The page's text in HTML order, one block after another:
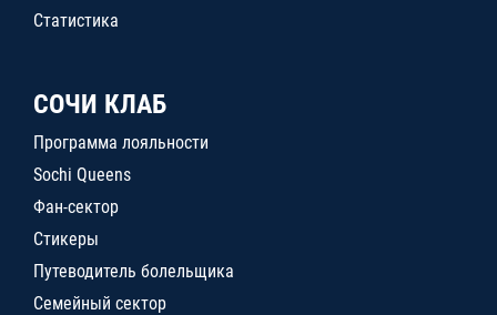
Статистика
СОЧИ КЛАБ
Программа лояльности
Sochi Queens
Фан-сектор
Стикеры
Путеводитель болельщика
Семейный сектор